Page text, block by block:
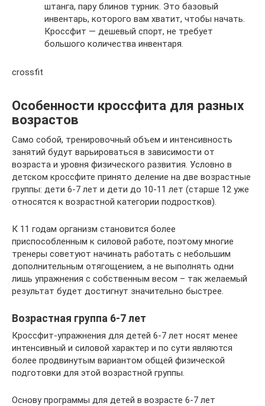
штанга, пару блинов турник. Это базовый
инвентарь, которого вам хватит, чтобы начать.
Кроссфит — дешевый спорт, не требует
большого количества инвентаря.
crossfit
Особенности кроссфита для разных
возрастов
Само собой, тренировочный объем и интенсивность
занятий будут варьироваться в зависимости от
возраста и уровня физического развития. Условно в
детском кроссфите принято деление на две возрастные
группы: дети 6-7 лет и дети до 10-11 лет (старше 12 уже
относятся к возрастной категории подростков).
К 11 годам организм становится более
приспособленным к силовой работе, поэтому многие
тренеры советуют начинать работать с небольшим
дополнительным отягощением, а не выполнять одни
лишь упражнения с собственным весом – так желаемый
результат будет достигнут значительно быстрее.
Возрастная группа 6-7 лет
Кроссфит-упражнения для детей 6-7 лет носят менее
интенсивный и силовой характер и по сути являются
более продвинутым вариантом общей физической
подготовки для этой возрастной группы.
Основу программы для детей в возрасте 6-7 лет